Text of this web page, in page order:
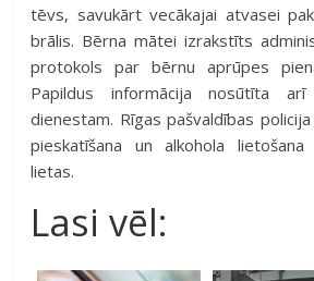
tēvs, savukārt vecākajai atvasei
brālis. Bērna mātei izrakstīts
protokols par bērnu aprūpes
Papildus informācija nosūtīta arī
dienestam. Rīgas pašvaldības
pieskatīšana un alkohola lietošana
lietas.
Lasi vēl: